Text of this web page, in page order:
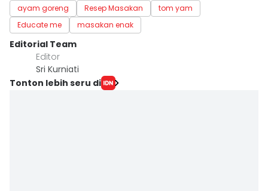
ayam goreng Resep Masakan
tom yam
Educate me
masakan enak
Editorial Team
Editor
Sri Kurniati
Tonton lebih seru di